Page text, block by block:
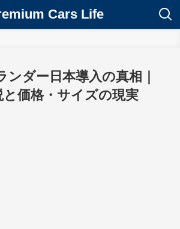
Cars Life
ンダー日本導入の真相｜
と価格・サイズの現実